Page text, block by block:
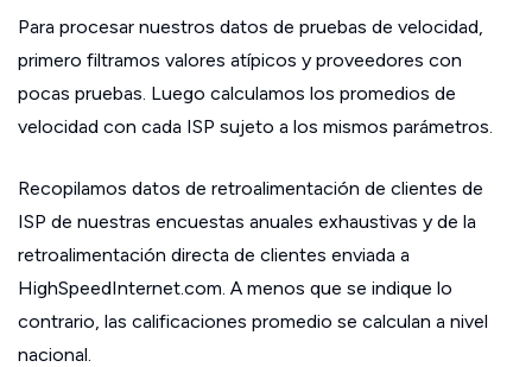
Para procesar nuestros datos de pruebas de velocidad,
primero filtramos valores atípicos y proveedores con
pocas pruebas. Luego calculamos los promedios de
velocidad con cada ISP sujeto a los mismos parámetros.
Recopilamos datos de retroalimentación de clientes de
ISP de nuestras encuestas anuales exhaustivas y de la
retroalimentación directa de clientes enviada a
HighSpeedInternet.com. A menos que se indique lo
contrario, las calificaciones promedio se calculan a nivel
nacional.